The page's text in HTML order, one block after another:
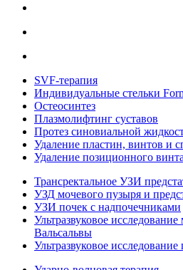
SVF-терапия
Индивидуальные стельки
Остеосинтез
Плазмолифтинг суставов
Протез синовиальной
Удаление пластин, винтов и
Удаление позиционного винта
Трансректальное УЗИ
УЗД мочевого пузыря и
УЗИ почек с надпочечниками
Ультразвуковое
Вальсальвы
Ультразвуковое исследование